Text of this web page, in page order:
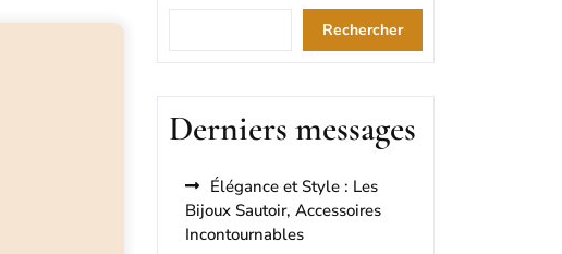
Rechercher
Derniers messages
Élégance et Style : Les
Bijoux Sautoir, Accessoires
Incontournables